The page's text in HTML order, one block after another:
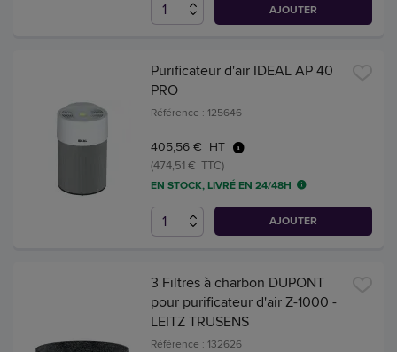
AJOUTER
Purificateur d'air IDEAL AP 40
PRO
Référence : 125646
405,56 € HT
(474,51 € TTC)
EN STOCK, LIVRÉ EN 24/48H
AJOUTER
3 Filtres à charbon DUPONT
pour purificateur d'air Z-1000 -
LEITZ TRUSENS
Référence : 132626